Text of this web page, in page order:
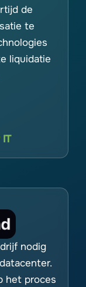
de
te
liquidatie
nodig
het proces